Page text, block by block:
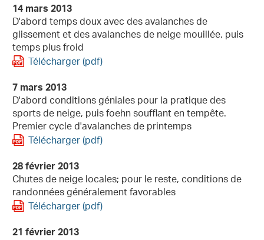
14 mars 2013
D'abord temps doux avec des avalanches de
glissement et des avalanches de neige mouillée, puis
temps plus froid
Télécharger (pdf)
7 mars 2013
D'abord conditions géniales pour la pratique des
sports de neige, puis foehn soufflant en tempête.
Premier cycle d'avalanches de printemps
Télécharger (pdf)
28 février 2013
Chutes de neige locales; pour le reste, conditions de
randonnées généralement favorables
Télécharger (pdf)
21 février 2013